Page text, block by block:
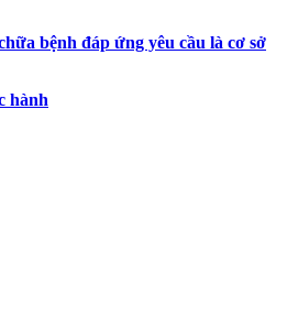
bệnh đáp ứng yêu cầu là cơ sở
hành